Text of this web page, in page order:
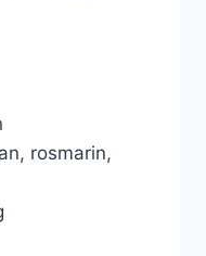
rosmarin,